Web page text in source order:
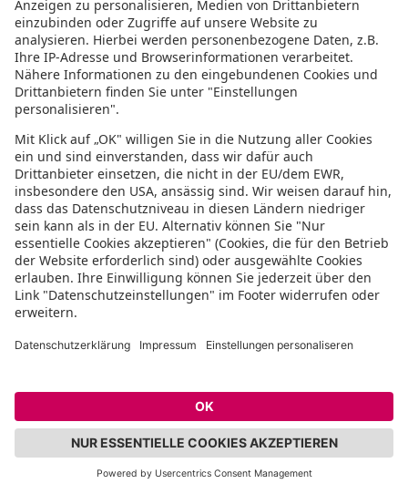
deshalb gern von Natur- und
Kulturfreunden besucht. Auf der
spanischen Baleareninsel gibt es über
1.000 megalithische Monumente,
mysteriöse Totenschiffe, Steintafeln und
Wachtürme zu entdecken. Mehr als die
Hälfte von Menorca ist ein
Wanderer und Radfahrer durch seine
unberührte Natur. Familien besuchen
gern die flach abfallenden Sandstrände
der kleinen Ferienorte Es Castell, Cala’n
Porter und S’Algar an der ruhigen
Südostküste der Insel.
In der Feriensiedlung Son Bou an der
Südküste und in Cala’n Bosch/Son
Freizeitmöglichkeiten angeboten. Golfer
zwei Stunden erreicht ihr Menorca mit
dem Flieger. Das Klima ist dort sehr
ausgeglichen: Im Hochsommer steigen
die Temperaturen nur bis auf maximal
Winternächten fällt die Temperatur nicht